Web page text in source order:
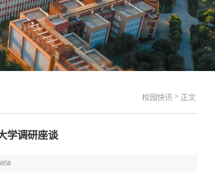
校园快讯 > 正文
学调研座谈